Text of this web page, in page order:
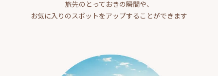
旅先のとっておきの瞬間や、
お気に入りのスポットをアップすることができます